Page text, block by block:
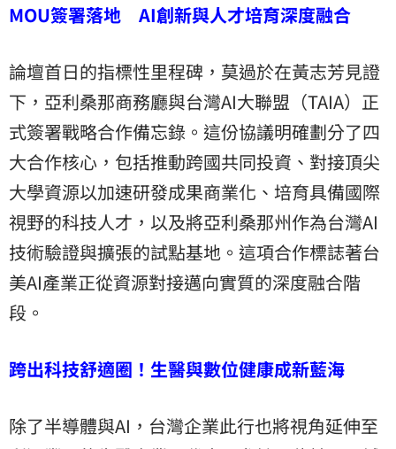
MOU簽署落地 AI創新與人才培育深度融合
論壇首日的指標性里程碑，莫過於在黃志芳見證
下，亞利桑那商務廳與台灣AI大聯盟（TAIA）正
式簽署戰略合作備忘錄。這份協議明確劃分了四
大合作核心，包括推動跨國共同投資、對接頂尖
大學資源以加速研發成果商業化、培育具備國際
視野的科技人才，以及將亞利桑那州作為台灣AI
技術驗證與擴張的試點基地。這項合作標誌著台
美AI產業正從資源對接邁向實質的深度融合階
段。
跨出科技舒適圈！生醫與數位健康成新藍海
除了半導體與AI，台灣企業此行也將視角延伸至